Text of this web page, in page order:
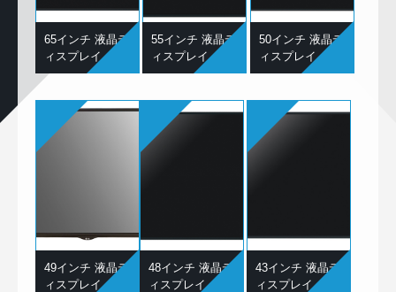
65インチ 液晶デ
ィスプレイ
55インチ 液晶デ
ィスプレイ
50インチ 液晶デ
ィスプレイ
49インチ 液晶デ
ィスプレイ
48インチ 液晶デ
ィスプレイ
43インチ 液晶デ
ィスプレイ